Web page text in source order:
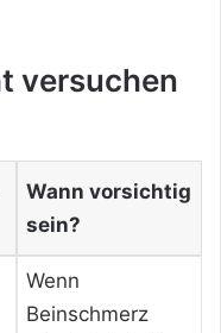
versuchen
Wann vorsichtig
sein?
Wenn
Beinschmerz